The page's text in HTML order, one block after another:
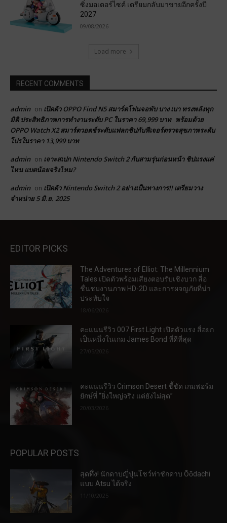
ซิ่งมอเตอร์ไซค์ เตรียมกลับมาขายอีกครั้งปี
2027
09/08/2026
Load more
RECENT COMMENTS
admin on เปิดตัว OPPO Find N5 สมาร์ตโฟนจอพับ บาง เบา ทรงพลังทุก
มิติ ประสิทธิภาพการทำงานระดับ PC ในราคา 69,999 บาท พร้อมด้วย
OPPO Watch X2 สมาร์ตวอตช์ระดับแฟลกชิปกับฟีเจอร์ตรวจสุขภาพระดับ
โปรในราคา 13,999 บาท
admin on เจาะสเปก Nintendo Switch 2 กับสามรุ่นก่อนหน้า ชิปแรงแค่
ไหน แบตน้อยจริงไหม?
admin on เปิดตัว Nintendo Switch 2 อย่างเป็นทางการ!! เตรียมวาง
จำหน่าย 5 มิ.ย. 2025
EDITOR PICKS
The Adventures of Elliot: The Millennium
Tales เปิดตัวพร้อมเสียงตอบรับเชิงบวก สื่อ
ชื่นชมงานภาพ HD-2D และการผจญภัยที่น่า
ประทับใจ
18/06/2026
คะแนนรีวิว 007 First Light เปิดตัวแรง สื่อยก
เป็นหนึ่งในเกม James Bond ที่ดีที่สุด
27/05/2026
คะแนนรีวิว Crimson Desert ชี้ชัด เกมฟอร์ม
ยักษ์ที่ “ยิ่งใหญ่จริง แต่ยังไม่สุด”
20/03/2026
POPULAR POSTS
สุดทึ่ง! นักดาบญี่ปุ่นโชว์ท่าชักดาบ Ōōdachi
แบบ Atsu ได้จริง
11/10/2025